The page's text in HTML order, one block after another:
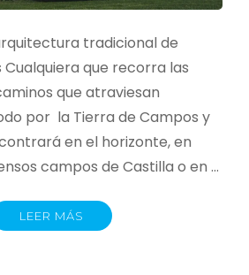
tradicional de
que recorra las
que atraviesan
por la Tierra de Campos y
en el horizonte, en
campos de Castilla o en …
LEER MÁS